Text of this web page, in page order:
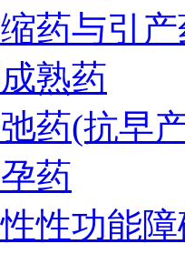
药与引
熟药
药(抗早
药
性功能